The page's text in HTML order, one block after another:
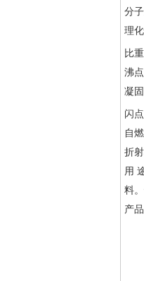
分
理
比
沸
凝
闪
自
折
用
料
产